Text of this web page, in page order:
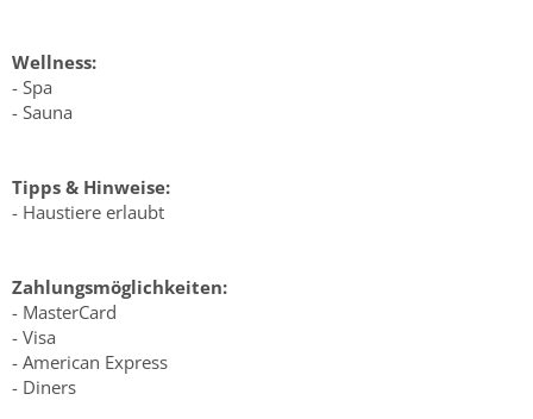
Wellness:
- Spa
- Sauna
Tipps & Hinweise:
- Haustiere erlaubt
Zahlungsmöglichkeiten:
- MasterCard
- Visa
- American Express
- Diners